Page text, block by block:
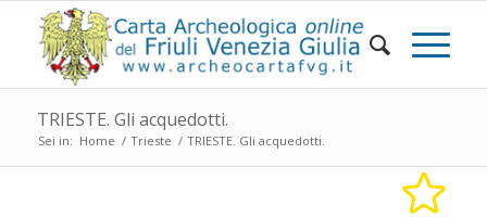
TRIESTE. Gli acquedotti.
Sei in: Home / Trieste / TRIESTE. Gli acquedotti.